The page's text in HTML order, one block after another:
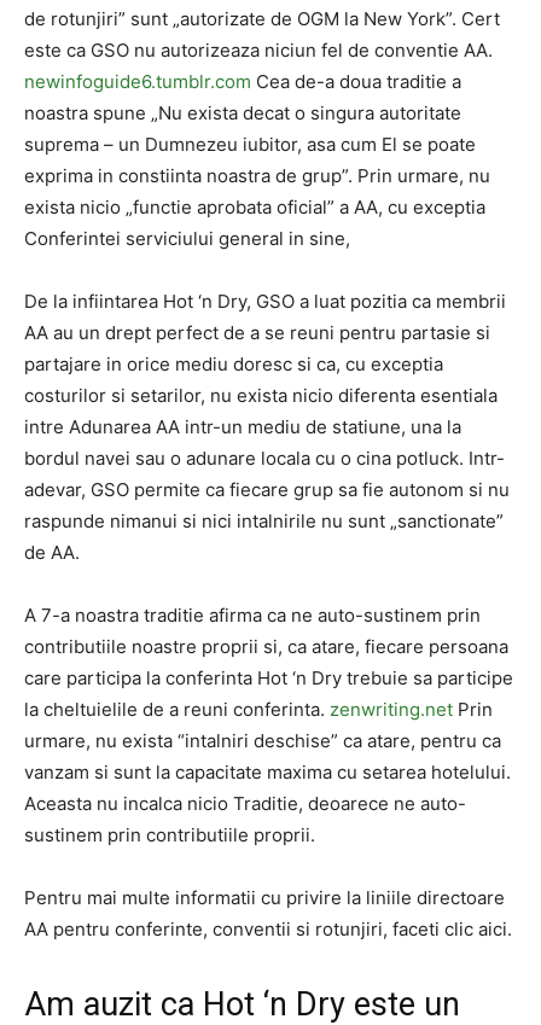
de rotunjiri” sunt „autorizate de OGM la New York”. Cert
este ca GSO nu autorizeaza niciun fel de conventie AA.
newinfoguide6.tumblr.com Cea de-a doua traditie a
noastra spune „Nu exista decat o singura autoritate
suprema – un Dumnezeu iubitor, asa cum El se poate
exprima in constiinta noastra de grup”. Prin urmare, nu
exista nicio „functie aprobata oficial” a AA, cu exceptia
Conferintei serviciului general in sine,
De la infiintarea Hot ‘n Dry, GSO a luat pozitia ca membrii
AA au un drept perfect de a se reuni pentru partasie si
partajare in orice mediu doresc si ca, cu exceptia
costurilor si setarilor, nu exista nicio diferenta esentiala
intre Adunarea AA intr-un mediu de statiune, una la
bordul navei sau o adunare locala cu o cina potluck. Intr-
adevar, GSO permite ca fiecare grup sa fie autonom si nu
raspunde nimanui si nici intalnirile nu sunt „sanctionate”
de AA.
A 7-a noastra traditie afirma ca ne auto-sustinem prin
contributiile noastre proprii si, ca atare, fiecare persoana
care participa la conferinta Hot ‘n Dry trebuie sa participe
la cheltuielile de a reuni conferinta. zenwriting.net Prin
urmare, nu exista “intalniri deschise” ca atare, pentru ca
vanzam si sunt la capacitate maxima cu setarea hotelului.
Aceasta nu incalca nicio Traditie, deoarece ne auto-
sustinem prin contributiile proprii.
Pentru mai multe informatii cu privire la liniile directoare
AA pentru conferinte, conventii si rotunjiri, faceti clic aici.
Am auzit ca Hot ‘n Dry este un